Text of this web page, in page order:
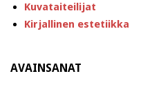
Kuvataiteilijat
Kirjallinen estetiikka
AVAINSANAT